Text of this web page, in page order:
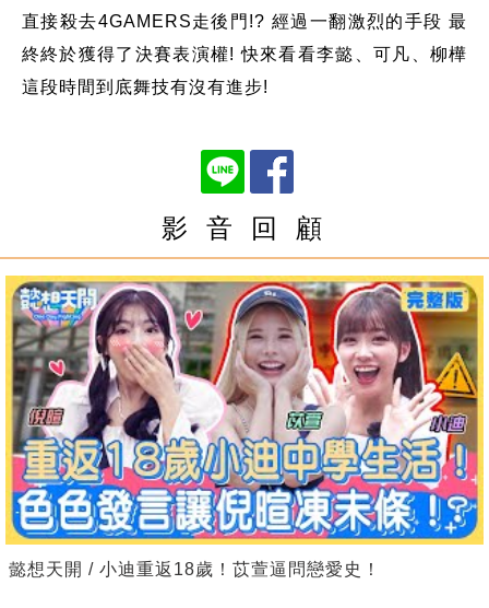
直接殺去4GAMERS走後門!? 經過一翻激烈的手段 最
終終於獲得了決賽表演權! 快來看看李懿、可凡、柳樺
這段時間到底舞技有沒有進步!
影 音 回 顧
懿想天開 / 小迪重返18歲！苡萱逼問戀愛史！